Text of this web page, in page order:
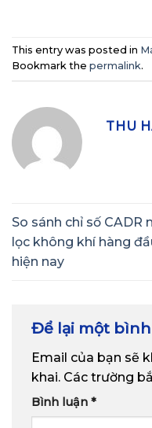
This entry was posted in
Bookmark the permalink.
THU
So sánh chỉ số CADR
lọc không khí hàng
hiện nay
Để lại một
Email của bạn sẽ
khai. Các trường
Bình luận *